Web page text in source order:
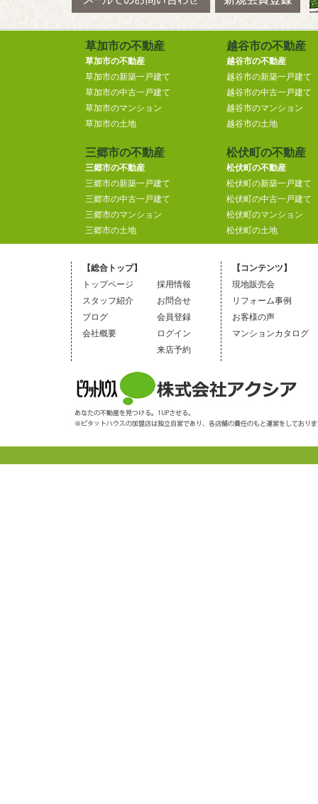
草加市の不動産
草加市の不動産
草加市の新築一戸建て
草加市の中古一戸建て
草加市のマンション
草加市の土地
越谷市の不動産
越谷市の不動産
越谷市の新築一戸建て
越谷市の中古一戸建て
越谷市のマンション
越谷市の土地
三郷市の不動産
三郷市の不動産
三郷市の新築一戸建て
三郷市の中古一戸建て
三郷市のマンション
三郷市の土地
松伏町の不動産
松伏町の不動産
松伏町の新築一戸建て
松伏町の中古一戸建て
松伏町のマンション
松伏町の土地
【総合トップ】
トップページ
スタッフ紹介
ブログ
会社概要
採用情報
お問合せ
会員登録
ログイン
来店予約
【コンテンツ】
現地販売会
リフォーム事例
お客様の声
マンションカタログ